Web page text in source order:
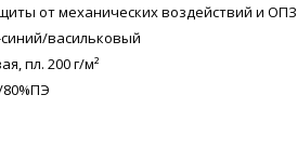
от механических воздействий и ОПЗ
васильковый
пл. 200 г/м²